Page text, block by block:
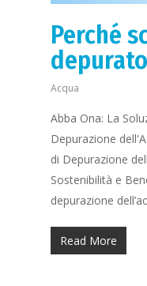
Perché
Acqua
Abba Ona: La
Depurazione
di Depurazione
Sostenibilità e
depurazione
Read More